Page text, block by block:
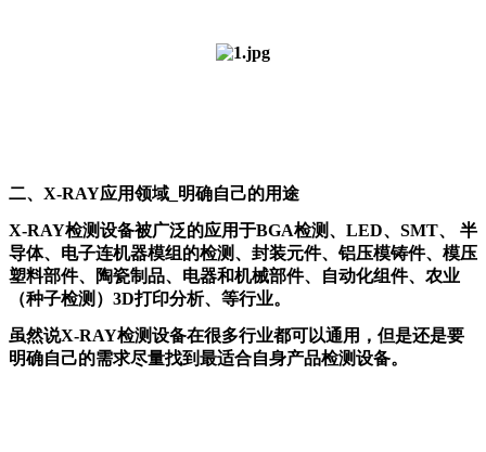
二、X-RAY应用领域_明确自己的用途
X-RAY检测设备被广泛的应用于BGA检测、LED、SMT、 半
导体、电子连机器模组的检测、封装元件、铝压模铸件、模压
塑料部件、陶瓷制品、电器和机械部件、自动化组件、农业
（种子检测）3D打印分析、等行业。
虽然说X-RAY检测设备在很多行业都可以通用，但是还是要
明确自己的需求尽量找到最适合自身产品检测设备。